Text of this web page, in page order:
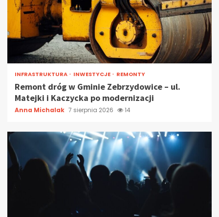
INFRASTRUKTURA INWESTYCJE REMONTY
Remont dróg w Gminie Zebrzydowice – ul.
Matejki i Kaczycka po modernizacji
Anna Michalak 7 sierpnia 2026 14